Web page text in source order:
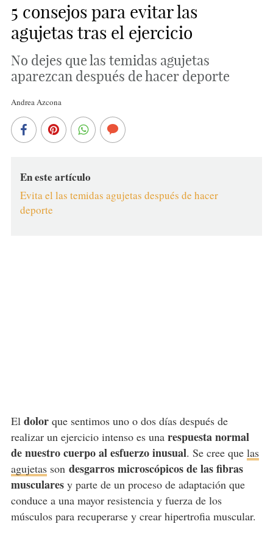
5 consejos para evitar las
agujetas tras el ejercicio
No dejes que las temidas agujetas
aparezcan después de hacer deporte
Andrea Azcona
En este artículo
Evita el las temidas agujetas después de hacer
deporte
El dolorque sentimos uno o dos días después de
realizar un ejercicio intenso es una respuesta normal
de nuestro cuerpo al esfuerzo inusual. Se cree que las
agujetasson desgarros microscópicos de las fibras
muscularesy parte de un proceso de adaptación que
conduce a una mayor resistencia y fuerza de los
músculos para recuperarse y crear hipertrofia muscular.